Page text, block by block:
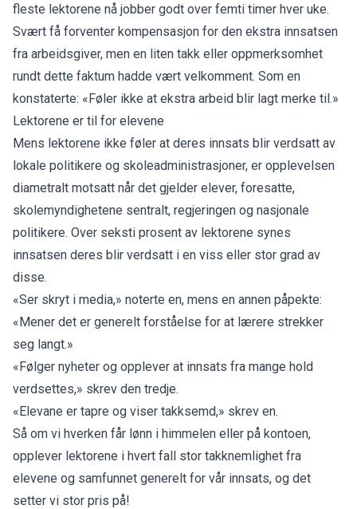
fleste lektorene nå jobber godt over femti timer hver uke.
Svært få forventer kompensasjon for den ekstra innsatsen
fra arbeidsgiver, men en liten takk eller oppmerksomhet
rundt dette faktum hadde vært velkomment. Som en
konstaterte: «Føler ikke at ekstra arbeid blir lagt merke til.»
Lektorene er til for elevene
Mens lektorene ikke føler at deres innsats blir verdsatt av
lokale politikere og skoleadministrasjoner, er opplevelsen
diametralt motsatt når det gjelder elever, foresatte,
skolemyndighetene sentralt, regjeringen og nasjonale
politikere. Over seksti prosent av lektorene synes
innsatsen deres blir verdsatt i en viss eller stor grad av
disse.
«Ser skryt i media,» noterte en, mens en annen påpekte:
«Mener det er generelt forståelse for at lærere strekker
seg langt.»
«Følger nyheter og opplever at innsats fra mange hold
verdsettes,» skrev den tredje.
«Elevane er tapre og viser takksemd,» skrev en.
Så om vi hverken får lønn i himmelen eller på kontoen,
opplever lektorene i hvert fall stor takknemlighet fra
elevene og samfunnet generelt for vår innsats, og det
setter vi stor pris på!